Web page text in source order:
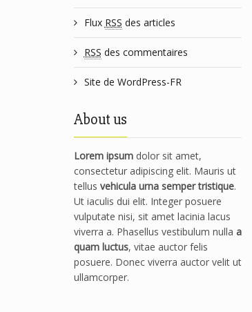
Flux RSS des articles
RSS des commentaires
Site de WordPress-FR
About us
Lorem ipsumdolor sit amet,
consectetur adipiscing elit. Mauris ut
tellus vehicula urna semper tristique.
Ut iaculis dui elit. Integer posuere
vulputate nisi, sit amet lacinia lacus
viverra a. Phasellus vestibulum nulla a
quam luctus, vitae auctor felis
posuere. Donec viverra auctor velit ut
ullamcorper.